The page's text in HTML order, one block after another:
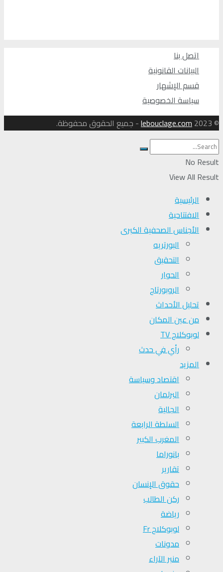
اتصل بنا
البيانات القانونية
قسم الإشهار
سياسة الخصوصية
© 2023
lebouclage.com- جميع الحقوق محفوظة.
No Result
View All Result
الرئيسية
الافتتاحية
الأجناس الصحفية الكبرى
البورتريه
التحقیق
الحوار
الروبورتاج
تحلیل الأحداث
من عين المكان
لوبوكلاج TV
رأي في حدث
المزيد
اقتصاد وسياسة
البرلمان
الجالية
السلطة الرابعة
المغرب الكبير
بانوراما
تقارير
حقوق الإنسان
ركن الطالب
رياضة
لوبوكلاج Fr
مدونات
منبر الآراء